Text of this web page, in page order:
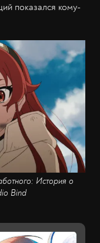
показался кому-
История о
Bind